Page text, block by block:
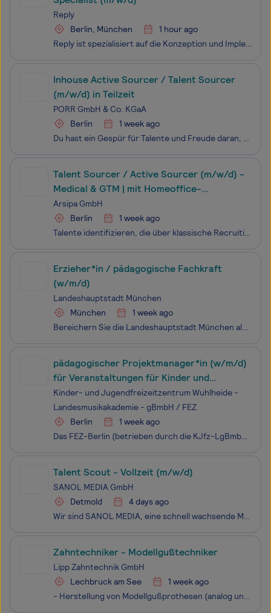
Reply
Berlin, München
1 hour ago
Reply ist spezialisiert auf die Konzeption und Implementierung von Lösungen, die auf neuen Kommunikationskanälen und digitalen Medien basieren. Mit einem Netzwerk hoch spezialisierter Unternehmen definiert und entwickelt Reply Geschäftsmodelle, die durch KI, Big Data, Cloud Computing, digitale Medie
Inhouse Active Sourcer / Talent Sourcer
(m/w/d) in Teilzeit
PORR GmbH & Co. KGaA
Berlin
1 week ago
Du hast ein Gespür für Talente und Freude daran, mit Menschen in Kontakt zu treten? Dann werde Teil unseres Recruiting-Teams und unterstütze uns in Teilzeit (15-20 Stunden pro Woche) dabei, qualifizierte Fachkräfte für unsere Bauprojekte in ganz Deutschland zu gewinnen. Mit deinem Know-how im Active
Talent Sourcer / Active Sourcer (m/w/d) -
Medical & GTM | mit Homeoffice-
Möglichkeit
Arsipa GmbH
Berlin
1 week ago
Talente identifizieren, die über klassische Recruitingkanäle kaum erreichbar sind, nachhaltige Netzwerke für anspruchsvolle Zielgruppen aufbauen und Active Sourcing über einzelne Suchaufträge hinaus weiterentwickeln? Dann suchen wir genau Dich, zum nächstmöglichen Zeitpunkt als: Talent Sourcer / Ac
Erzieher*in / pädagogische Fachkraft
(w/m/d)
Landeshauptstadt München
München
1 week ago
Bereichern Sie die Landeshauptstadt München als Erzieher*in / pädagogische Fachkraft (w/m/d) Arbeitszeit: Vollzeit und Teilzeit möglich Beschäftigungsverhältnis: Unbefristet Eingruppierung: S 8A / S 8B TVöD-SuE Start: baldmöglichst Verfahrensnummer: 1672 Ihr Einsatzbereich R
pädagogischer Projektmanager*in (w/m/d)
für Veranstaltungen für Kinder und
Familien
Kinder- und Jugendfreizeitzentrum Wuhlheide -
Landesmusikakademie - gBmbH / FEZ
Berlin
1 week ago
Das FEZ-Berlin (betrieben durch die KJfz-LgBmbH) sucht zum schnellstmöglichen Zeitpunkteine*n pädagogische Projektmanager*in (w/m/d) für Veranstaltungen für Kinder und Familien für das Team „Familienevents“ (Teilzeit 75% / 29,55 Stunden wöchentlich), in unbefristeter AnstellungDu weißt, was Kinder u
Talent Scout - Vollzeit (m/w/d)
SANOL MEDIA GmbH
Detmold
4 days ago
Wir sind SANOL MEDIA, eine schnell wachsende Marketingagentur mit aktuellem Sitz in Detmold und ab Sommer 2026 im Elsbach Haus Herford. Unsere Leidenschaft ist es, unseren Kunden durch innovatives Online-Marketing und maßgeschneiderte digitale Lösungen zu helfen, ihre Marke effektiv zu positionieren
Zahntechniker - Modellgußtechniker
Lipp Zahntechnik GmbH
Lechbruck am See
1 week ago
- Herstellung von Modellgußprothesen (analog und/oder digital) - Herstellung von Tertiärkostruktionen - Gußerweiterungen - etc.